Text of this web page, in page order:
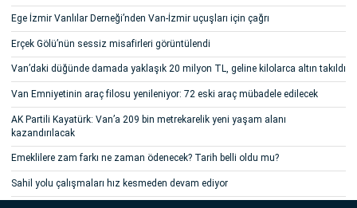
Ege İzmir Vanlılar Derneği’nden Van-İzmir uçuşları için çağrı
Erçek Gölü’nün sessiz misafirleri görüntülendi
Van’daki düğünde damada yaklaşık 20 milyon TL, geline kilolarca altın takıldı
Van Emniyetinin araç filosu yenileniyor: 72 eski araç mübadele edilecek
AK Partili Kayatürk: Van’a 209 bin metrekarelik yeni yaşam alanı
kazandırılacak
Emeklilere zam farkı ne zaman ödenecek? Tarih belli oldu mu?
Sahil yolu çalışmaları hız kesmeden devam ediyor